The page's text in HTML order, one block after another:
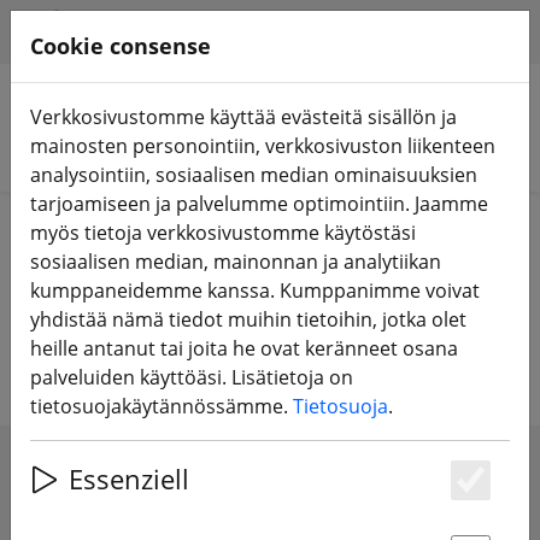
Hae tuotteita
Home Laitteet FPV-videolaseja
FPV-laseja - Videolaseja - Video
goggles
Cookie consense
Verkkosivustomme käyttää evästeitä sisällön ja
mainosten personointiin, verkkosivuston liikenteen
analysointiin, sosiaalisen median ominaisuuksien
tarjoamiseen ja palvelumme optimointiin. Jaamme
myös tietoja verkkosivustomme käytöstäsi
sosiaalisen median, mainonnan ja analytiikan
kumppaneidemme kanssa. Kumppanimme voivat
yhdistää nämä tiedot muihin tietoihin, jotka olet
heille antanut tai joita he ovat keränneet osana
palveluiden käyttöäsi. Lisätietoja on
tietosuojakäytännössämme. Tietosuoja.
Essenziell